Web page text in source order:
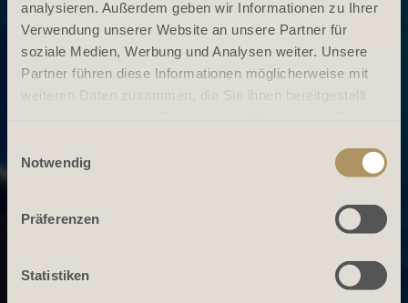
analysieren. Außerdem geben wir Informationen zu Ihrer
Verwendung unserer Website an unsere Partner für
soziale Medien, Werbung und Analysen weiter. Unsere
Partner führen diese Informationen möglicherweise mit
weiteren Daten zusammen, die Sie ihnen bereitgestellt
Notwendig
Präferenzen
Statistiken